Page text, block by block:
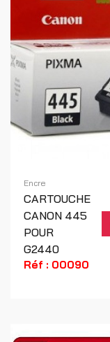
Réf : 00538
Encre
CARTOUCHE
CANON 445
POUR
G2440
Réf : 00090